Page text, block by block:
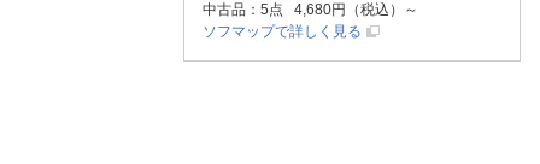
中古品 ：5点 4,680円（税込）～
ソフマップで詳しく見る